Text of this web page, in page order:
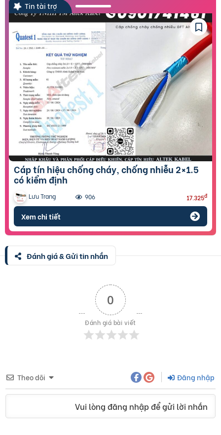
Tin tài trợ
Cáp tín hiệu chống cháy, chống nhiễu 2×1.5
có kiểm định
Lưu Trang 906 17.325đ
Xem chi tiết
Đánh giá & Gửi tin nhắn
0
Đánh giá bài viết
Theo dõi Đăng nhập
Vui lòng đăng nhập để gửi lời nhắn